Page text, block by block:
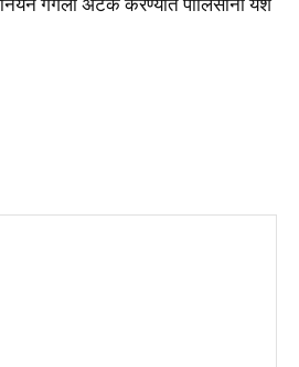
गँगला अटक करण्यात पोलिसांना यश